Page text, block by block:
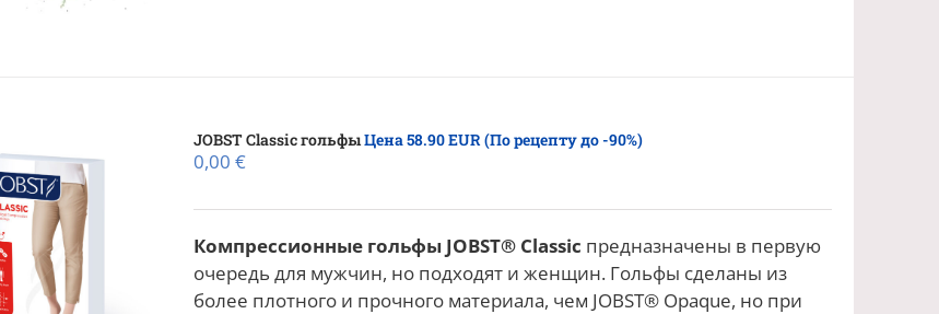
JOBST Classic гольфыЦена 58.90 EUR (По рецепту до -90%)
0,00€
Компрессионные гольфы JOBST® Classic предназначены в первую
очередь для мужчин, но подходят и женщин. Гольфы сделаны из
более плотного и прочного материала, чем JOBST® Opaque, но при